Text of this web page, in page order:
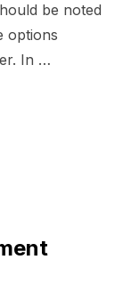
be noted
options
In …
IMAGE